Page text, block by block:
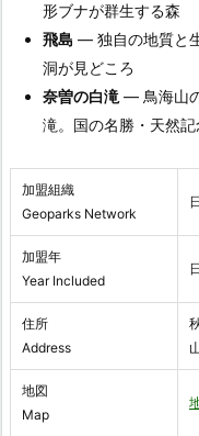
形ブナが群生する森
飛島 — 独自の地質と
洞が見どころ
奈曽の白滝 — 鳥海山
滝。国の名勝・天然記
加盟組織
Geoparks Network
加盟年
Year Included
住所
Address
地図
Map